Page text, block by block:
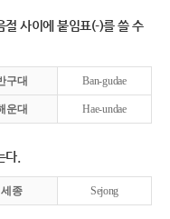
절 사이에 붙임표(-)를 쓸 수
구대 Ban-gudae
운대 Hae-undae
다.
세종 Sejong